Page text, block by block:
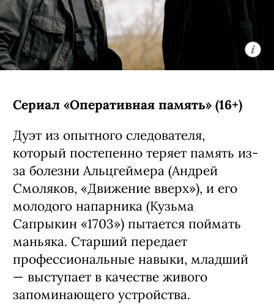
Сериал «Оперативная память» (16+)
Дуэт из опытного следователя,
который постепенно теряет память из-
за болезни Альцгеймера (Андрей
Смоляков, «Движение вверх»), и его
молодого напарника (Кузьма
Сапрыкин «1703») пытается поймать
маньяка. Старший передает
профессиональные навыки, младший
— выступает в качестве живого
запоминающего устройства.